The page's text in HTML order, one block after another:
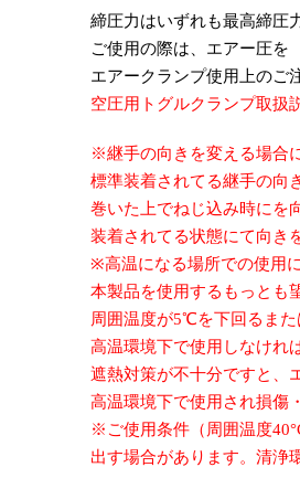
締圧力はいずれも最高締圧
ご使用の際は、エアー圧を
エアークランプ使用上のご
空圧用トグルクランプ取扱
※継手の向きを変える場合
標準装着されてる継手の向
巻いた上でねじ込み時にを
装着されてる状態にて向き
※高温になる場所での使用
本製品を使用するもっとも
周囲温度が5℃を下回るま
高温環境下で使用しなけれ
遮熱対策が不十分ですと、
高温環境下で使用され損傷
※ご使用条件（周囲温度
出す場合があります。清浄